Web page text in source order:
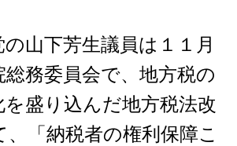
山下芳生議員は１１月
総務委員会で、地方税の
盛り込んだ地方税法改
「納税者の権利保障こ